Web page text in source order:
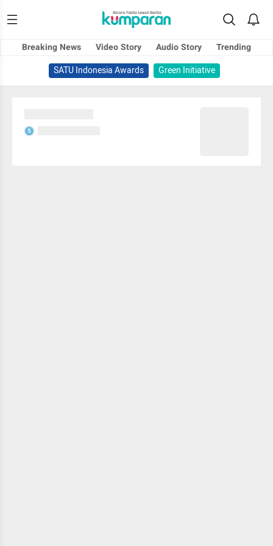
Breaking News Video Story Audio Story
Trending
SATU Indonesia Awards
Green Initiative
S